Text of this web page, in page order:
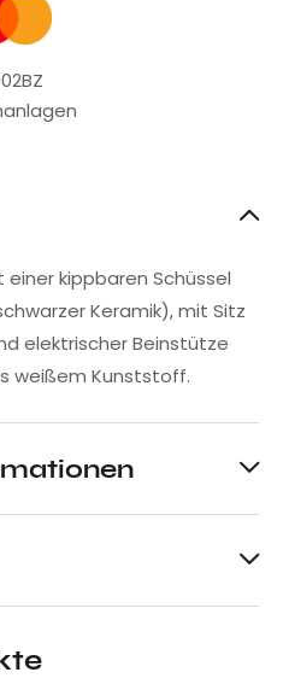
kippbaren Schüssel
Keramik), mit Sitz
elektrischer Beinstütze
weißem Kunststoff.